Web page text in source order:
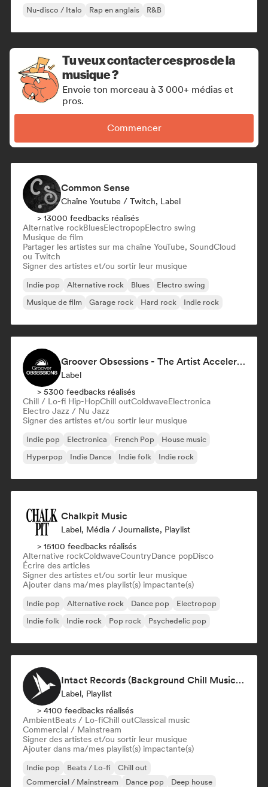
Nu-disco / Italo Rap en anglais R&B
Tu veux contacter ces pros de la
musique ?
Envoie ton morceau à 3 000+ médias et
pros.
Commencer
Common Sense
Chaîne Youtube / Twitch, Label
> 13000 feedbacks réalisés
Alternative rockBluesElectropopElectro swing
Musique de film
Partager les artistes sur ma chaîne YouTube, SoundCloud
ou Twitch
Signer des artistes et/ou sortir leur musique
Indie pop Alternative rock Blues
Electro swing
Musique de film
Garage rock Hard rock Indie rock
Groover Obsessions - The Artist Accelerator
Label
> 5300 feedbacks réalisés
Chill / Lo-fi Hip-HopChill outColdwaveElectronica
Electro Jazz / Nu Jazz
Signer des artistes et/ou sortir leur musique
Indie pop Electronica French Pop
House music
Hyperpop
Indie Dance Indie folk Indie rock
Chalkpit Music
Label, Média / Journaliste, Playlist
> 15100 feedbacks réalisés
Alternative rockColdwaveCountryDance popDisco
Écrire des articles
Signer des artistes et/ou sortir leur musique
Ajouter dans ma/mes playlist(s) impactante(s)
Indie pop Alternative rock Dance pop
Electropop
Indie folk
Indie rock Pop rock Psychedelic pop
Intact Records (Background Chill Music & Good Vibes On The Road)
Label, Playlist
> 4100 feedbacks réalisés
AmbientBeats / Lo-fiChill outClassical music
Commercial / Mainstream
Signer des artistes et/ou sortir leur musique
Ajouter dans ma/mes playlist(s) impactante(s)
Indie pop Beats / Lo-fi
Chill out
Commercial / Mainstream
Dance pop
Deep house